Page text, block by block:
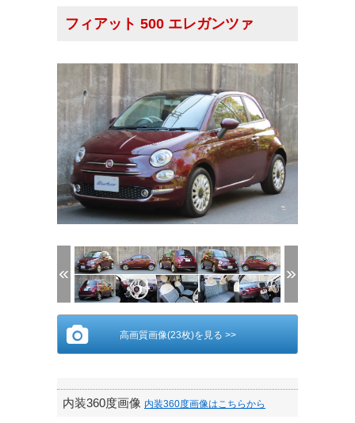
フィアット 500 エレガンツァ
(1/23)
高画質画像(23枚)を見る >>
内装360度画像 内装360度画像はこちらから